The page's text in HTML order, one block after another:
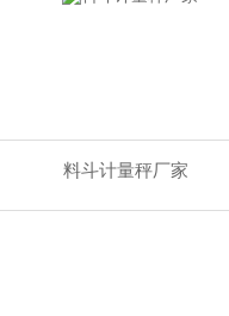
料斗计量秤厂家